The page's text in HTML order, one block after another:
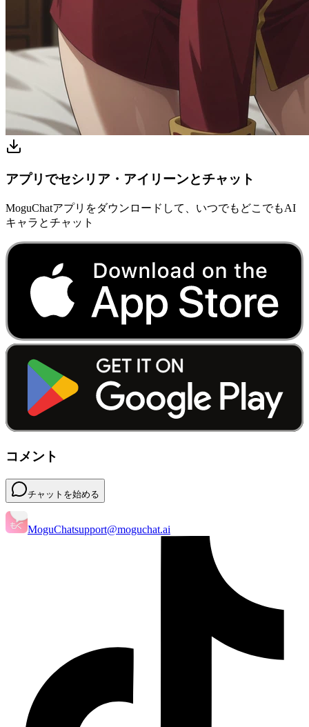
アプリでセシリア・アイリーンとチャット
MoguChatアプリをダウンロードして、いつでもどこでもAI
キャラとチャット
コメント
チャットを始める
MoguChatsupport@moguchat.ai